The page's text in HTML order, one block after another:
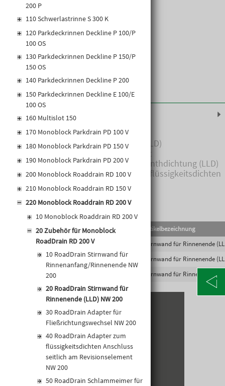
200 P
110 Schwerlastrinne S 300 K
120 Parkdeckrinnen Deckline P 100/P
100 OS
130 Parkdeckrinnen Deckline P 150/P
150 OS
140 Parkdeckrinnen Deckline P 200
150 Parkdeckrinnen Deckline E 100/E
100 OS
160 Multislot 150
170 Monoblock Parkdrain PD 100 V
180 Monoblock Parkdrain PD 150 V
190 Monoblock Parkdrain PD 200 V
200 Monoblock Roaddrain RD 100 V
210 Monoblock Roaddrain RD 150 V
220 Monoblock Roaddrain RD 200 V
10 Monoblock Roaddrain RD 200 V
20 Zubehör für Monoblock
RoadDrain RD 200 V
10 RoadDrain Stirnwand für
Rinnenanfang/Rinnenende NW
200
20 RoadDrain Stirnwand für
Rinnenende (LLD) NW 200
30 RoadDrain Adapter für
Fließrichtungswechsel NW 200
40 RoadDrain Adapter zum
flüssigkeitsdichten Anschluss
seitlich am Revisionselement
NW 200
50 RoadDrain Schlammeimer für
Produktinformationen
Stirnwand für Rinnenende (LLD)
• Aus Polymerbeton anthrazit
• Mit integrierter Lippenlabyrinthdichtung (LLD)
DN/OD 160 für horizontalen, flüssigkeitsdichten
Rohranschluss
• Baulänge 86 mm
Stirnwand für Rinnenende (LLD)
• Mit integrierter Lippenlabyrinthdichtung (LLD)
DN/OD 160 für horizontalen, flüssigkeitsdichten
Rohranschluss
• Baulänge 86 mm
EAN-Code Lief.Art.Nr.
Artikelbezeichnung
4002626326577
Stirnwand für Rinnenende
4002626326584
2002644
Stirnwand für Rinnenende
4002626548009
Stirnwand für Rinnenende
KONTAKT
Alte Poststraße 171
A-8020 Graz
Telefon: +43 316 5971 0
info@kormann.at